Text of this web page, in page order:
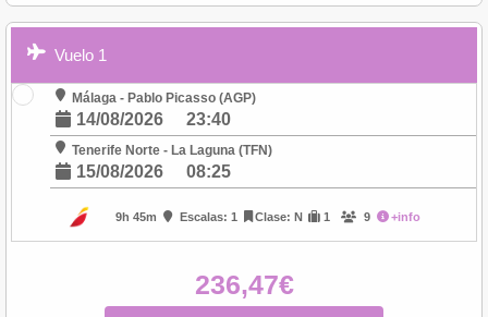
Vuelo 1
Málaga - Pablo Picasso (AGP)
14/08/2026 23:40
Tenerife Norte - La Laguna (TFN)
15/08/2026 08:25
9h 45m Escalas: 1 Clase: N 1 9 +info
236,47€